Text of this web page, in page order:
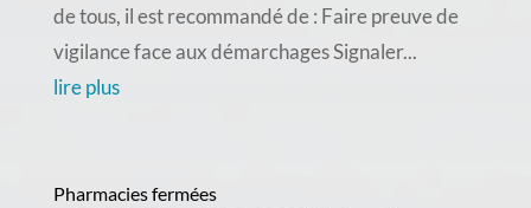
de tous, il est recommandé de : Faire preuve de
vigilance face aux démarchages Signaler...
lire plus
Pharmacies fermées